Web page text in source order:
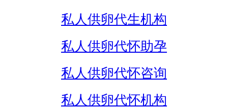
私人供卵代生机构
私人供卵代怀助孕
私人供卵代怀咨询
私人供卵代怀机构